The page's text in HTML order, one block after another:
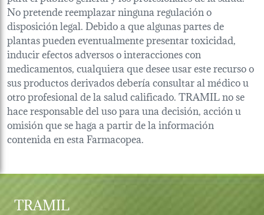
No pretende reemplazar ninguna regulación o
disposición legal. Debido a que algunas partes de
plantas pueden eventualmente presentar toxicidad,
inducir efectos adversos o interacciones con
medicamentos, cualquiera que desee usar este recurso o
sus productos derivados debería consultar al médico u
otro profesional de la salud calificado. TRAMIL no se
hace responsable del uso para una decisión, acción u
omisión que se haga a partir de la información
contenida en esta Farmacopea.
TRAMIL